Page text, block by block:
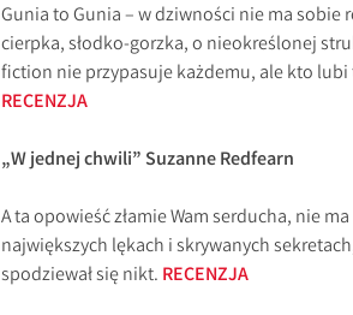
Gunia to Gunia – w dziwności nie ma sobie
cierpka, słodko-gorzka, o nieokreślonej
fiction nie przypasuje każdemu, ale kto
RECENZJA
„W jednej chwili” Suzanne Redfearn
A ta opowieść złamie Wam serducha, nie
największych lękach i skrywanych
spodziewał się nikt. RECENZJA